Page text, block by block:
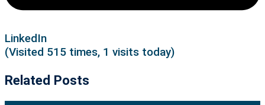
LinkedIn
(Visited 515 times, 1 visits today)
Related Posts